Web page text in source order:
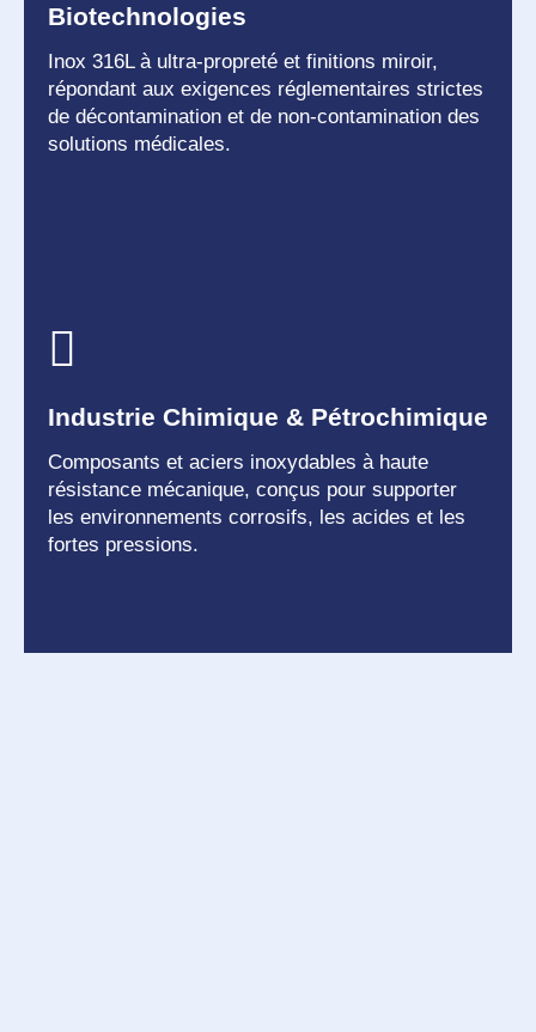
Biotechnologies
Inox 316L à ultra-propreté et finitions miroir,
répondant aux exigences réglementaires strictes
de décontamination et de non-contamination des
solutions médicales.
Industrie Chimique & Pétrochimique
Composants et aciers inoxydables à haute
résistance mécanique, conçus pour supporter
les environnements corrosifs, les acides et les
fortes pressions.